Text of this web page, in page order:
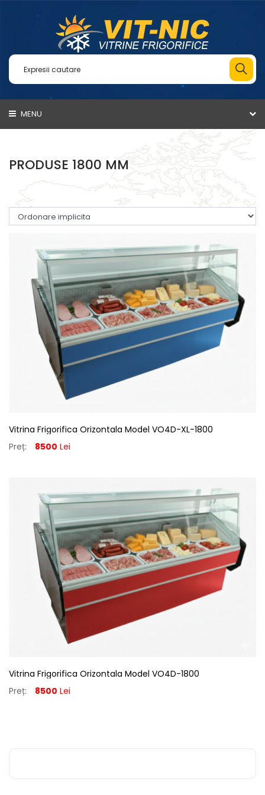
MENU
PRODUSE 1800 MM
Vitrina Frigorifica Orizontala Model VO4D-XL-1800
Preț:
8500 Lei
Vitrina Frigorifica Orizontala Model VO4D-1800
Preț:
8500 Lei